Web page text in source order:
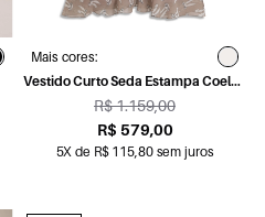
Mais cores:
Vestido Curto Seda Estampa Coelho
Mouse
R$ 1.159,00
R$ 579,00
5X de R$ 115,80 sem juros